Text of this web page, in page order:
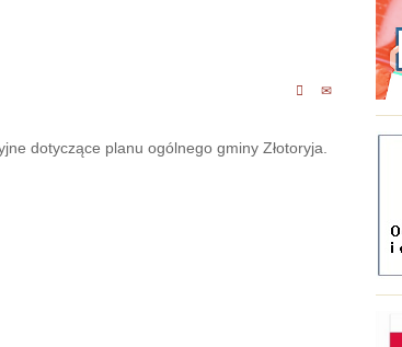
dotyczące planu ogólnego gminy Złotoryja.